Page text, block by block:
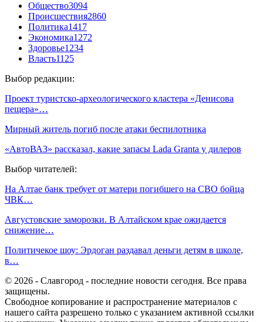
Общество3094
Происшествия2860
Политика1417
Экономика1272
Здоровье1234
Власть1125
Выбор редакции:
Проект туристско-археологического кластера «Денисова
пещера»…
Мирный житель погиб после атаки беспилотника
«АвтоВАЗ» рассказал, какие запасы Lada Granta у дилеров
Выбор читателей:
На Алтае банк требует от матери погибшего на СВО бойца
ЧВК…
Августовские заморозки. В Алтайском крае ожидается
снижение…
Политичекое шоу: Эрдоган раздавал деньги детям в школе,
в…
© 2026 - Славгород - последние новости сегодня. Все права
защищены.
Свободное копирование и распространение материалов с
нашего сайта разрешено только с указанием активной ссылки